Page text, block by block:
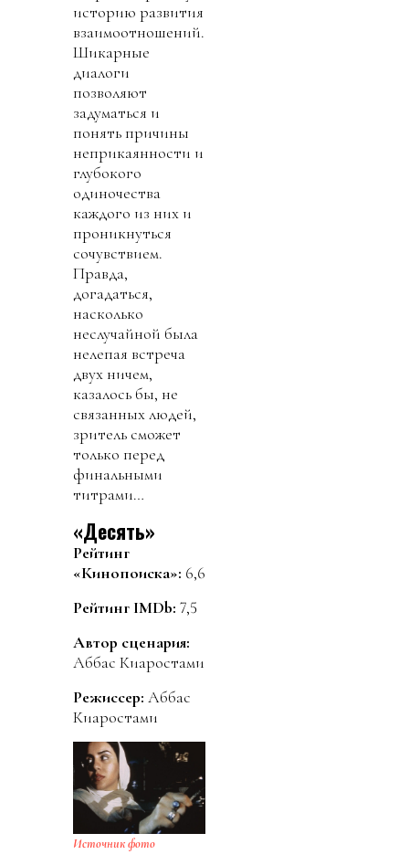
историю развития
взаимоотношений.
Шикарные
диалоги
позволяют
задуматься и
понять причины
неприкаянности и
глубокого
одиночества
каждого из них и
проникнуться
сочувствием.
Правда,
догадаться,
насколько
неслучайной была
нелепая встреча
двух ничем,
казалось бы, не
связанных людей,
зритель сможет
только перед
финальными
титрами…
«Десять»
Рейтинг
«Кинопоиска»: 6,6
Рейтинг IMDb: 7,5
Автор сценария:
Аббас Киаростами
Режиссер: Аббас
Киаростами
Источник фото